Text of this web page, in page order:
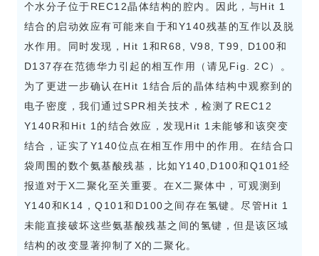
个水分子位于REC12晶体结构的腔内。因此，与Hit 1
结合的启动效应有可能来自于和Y140残基的互作以及脱
水作用。同时发现，Hit 1和R68, V98, T99, D100和
D137存在范德华力引起的相互作用（请见Fig. 2C）。
为了更进一步确认在Hit 1结合后的晶体结构中观察到的
电子密度，我们通过SPR相关技术，检测了REC12
Y140R和Hit 1的结合效应，发现Hit 1未能够和该突变
结合，证实了Y140位点在相互作用中的作用。在结合口
袋周围的数个氨基酸残基，比如Y140,D100和Q101经
报道对于X二聚化至关重要。在X二聚体中，可观测到
Y140和K14，Q101和D100之间存在氢键。尽管Hit 1
未能直接破坏这些氨基酸残基之间的氢键，但是该区域
结构的改变显著抑制了X的二聚化。